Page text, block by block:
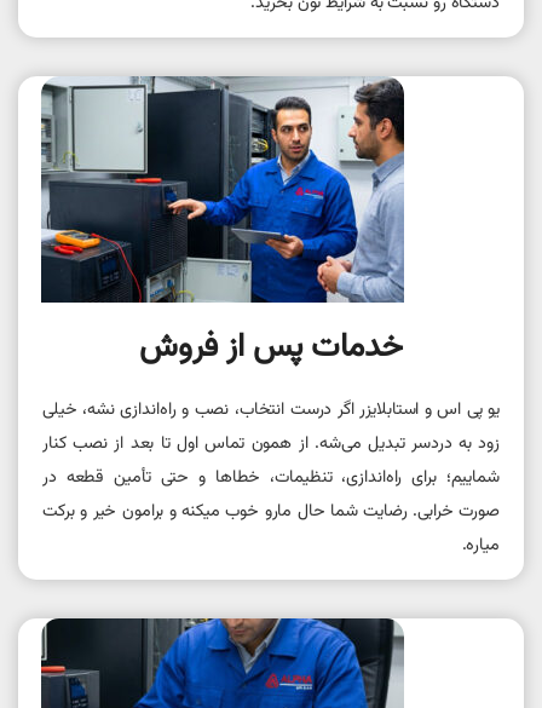
خدمات پس از فروش
یو پی اس و استابلایزر اگر درست انتخاب، نصب و راه‌اندازی نشه، خیلی
زود به دردسر تبدیل می‌شه. از همون تماس اول تا بعد از نصب کنار
شماییم؛ برای راه‌اندازی، تنظیمات، خطاها و حتی تأمین قطعه در
صورت خرابی. رضایت شما حال مارو خوب میکنه و برامون خیر و برکت
میاره.